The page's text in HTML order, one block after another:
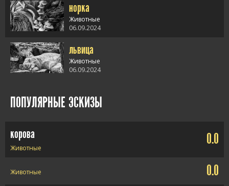
alt="мышь в
стакане" />
норка
Животные
06.09.2024
alt="норка" /> львица
Животные
06.09.2024
ПОПУЛЯРНЫЕ ЭСКИЗЫ
корова
Животные
0.0
Животные 0.0